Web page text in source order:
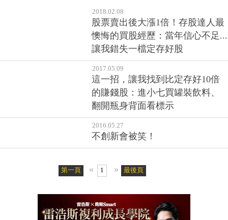
《DJ在線》冷門股造市明年上
路，潛力標的總整理！
2018.02.08
股票賣出後大漲1倍！存股達人最
懊悔的買股經歷：當年信心不足...
讓我錯失一檔定存好股
2017.05.09
這一招，讓我找到比定存好10倍
2016.05.27